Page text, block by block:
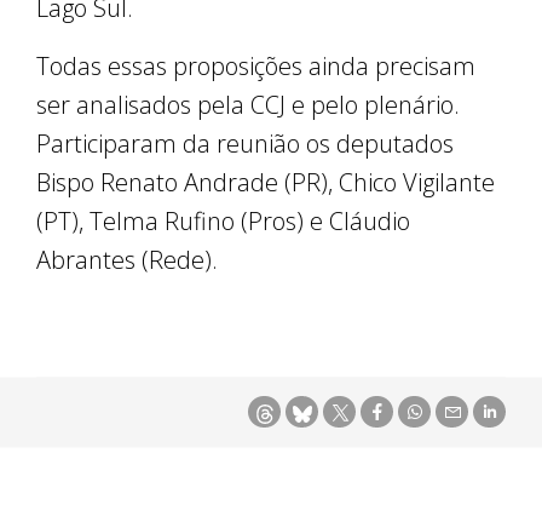
Lago Sul.
Todas essas proposições ainda precisam
ser analisados pela CCJ e pelo plenário.
Participaram da reunião os deputados
Bispo Renato Andrade (PR), Chico Vigilante
(PT), Telma Rufino (Pros) e Cláudio
Abrantes (Rede).